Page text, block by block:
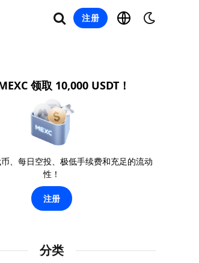
注册
领取 10,000 USDT！
、每日空投、极低手续费和充足的流动
性！
注册
分类